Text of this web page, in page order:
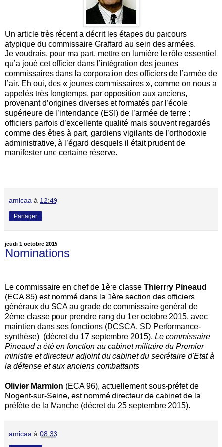
Un article très récent a décrit les étapes du parcours
atypique du commissaire Graffard au sein des armées.
Je voudrais, pour ma part, mettre en lumière le rôle essentiel
qu’a joué cet officier dans l’intégration des jeunes
commissaires dans la corporation des officiers de l’armée de
l’air. Eh oui, des « jeunes commissaires », comme on nous a
appelés très longtemps, par opposition aux anciens,
provenant d’origines diverses et formatés par l’école
supérieure de l’intendance (ESI) de l’armée de terre :
officiers parfois d’excellente qualité mais souvent regardés
comme des êtres à part, gardiens vigilants de l’orthodoxie
administrative, à l’égard desquels il était prudent de
manifester une certaine réserve.
amicaa à 12:49
Partager
jeudi 1 octobre 2015
Nominations
Le commissaire en chef de 1ère classe Thierrry Pineaud
(ECA 85) est nommé dans la 1ère section des officiers
généraux du SCA au grade de commissaire général de
2ème classe pour prendre rang du 1er octobre 2015, avec
maintien dans ses fonctions (DCSCA, SD Performance-
synthèse) (décret du 17 septembre 2015). Le commissaire
Pineaud a été en fonction au cabinet militaire du Premier
ministre et directeur adjoint du cabinet du secrétaire d'Etat à
la défense et aux anciens combattants
Olivier Marmion (ECA 96), actuellement sous-préfet de
Nogent-sur-Seine, est nommé directeur de cabinet de la
préfète de la Manche (décret du 25 septembre 2015).
amicaa à 08:33